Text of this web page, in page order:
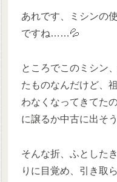
あれです、ミシンの
ですね……💦
ところでこのミシン
たものなんだけど、
わなくなってきてた
に譲るか中古に出そ
そんな折、ふとした
りに目覚め、引き取